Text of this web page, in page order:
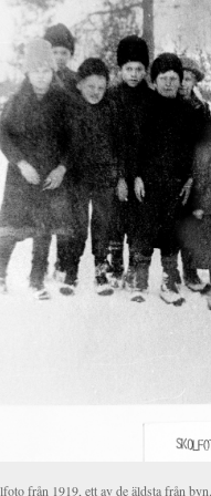
från 1919, ett av de äldsta från